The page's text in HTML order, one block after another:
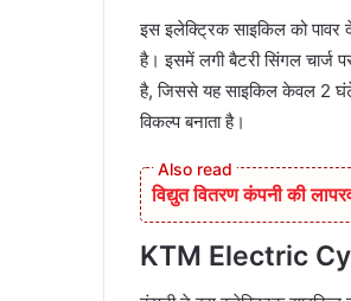
इस इलेक्ट्रिक साइकिल को पावर
है। इसमें लगी बैटरी सिंगल चार्ज
है, जिससे यह साइकिल केवल 2 घंटे
विकल्प बनाता है।
विद्युत वितरण कंपनी की
KTM Electric